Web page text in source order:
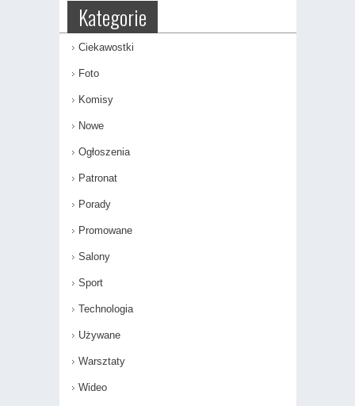
Kategorie
Ciekawostki
Foto
Komisy
Nowe
Ogłoszenia
Patronat
Porady
Promowane
Salony
Sport
Technologia
Używane
Warsztaty
Wideo